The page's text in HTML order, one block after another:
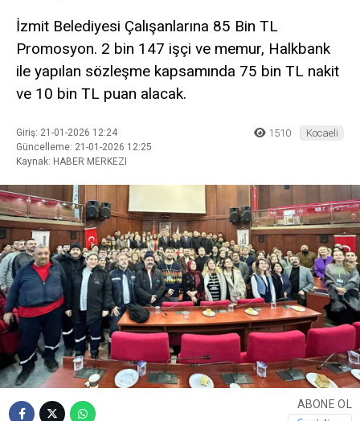
İzmit Belediyesi Çalışanlarına 85 Bin TL
Promosyon. 2 bin 147 işçi ve memur, Halkbank
ile yapılan sözleşme kapsamında 75 bin TL nakit
ve 10 bin TL puan alacak.
Giriş: 21-01-2026 12:24
Güncelleme: 21-01-2026 12:25
Kaynak: HABER MERKEZI
1510 Kocaeli
ABONE OL